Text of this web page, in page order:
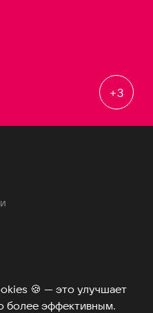
🍪 — это улучшает
более эффективным.
+3